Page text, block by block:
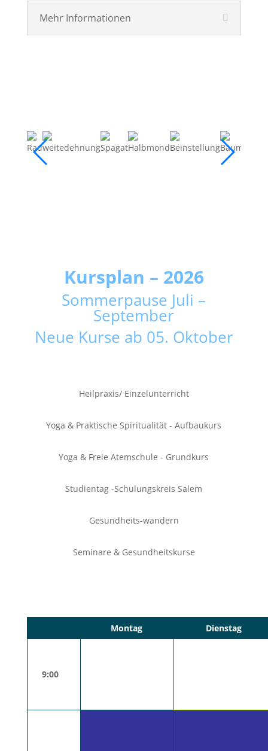
Mehr Informationen
Kursplan – 2026
Sommerpause Juli –
September
Neue Kurse ab 05. Oktober
Heilpraxis/ Einzelunterricht
Yoga & Praktische Spiritualität - Aufbaukurs
Yoga & Freie Atemschule - Grundkurs
Studientag -Schulungskreis Salem
Gesundheits-wandern
Seminare & Gesundheitskurse
Montag Dienstag
9:00